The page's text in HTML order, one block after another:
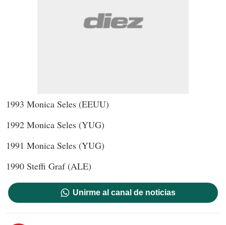
1993 Monica Seles (EEUU)
1992 Monica Seles (YUG)
1991 Monica Seles (YUG)
1990 Steffi Graf (ALE)
Unirme al canal de noticias